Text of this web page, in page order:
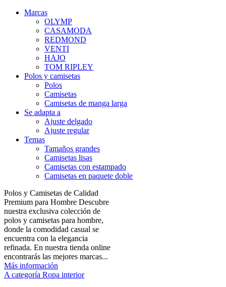
Marcas
OLYMP
CASAMODA
REDMOND
VENTI
HAJO
TOM RIPLEY
Polos y camisetas
Polos
Camisetas
Camisetas de manga larga
Se adapta a
Ajuste delgado
Ajuste regular
Temas
Tamaños grandes
Camisetas lisas
Camisetas con estampado
Camisetas en paquete doble
Polos y Camisetas de Calidad
Premium para Hombre Descubre
nuestra exclusiva colección de
polos y camisetas para hombre,
donde la comodidad casual se
encuentra con la elegancia
refinada. En nuestra tienda online
encontrarás las mejores marcas...
Más información
A categoría Ropa interior